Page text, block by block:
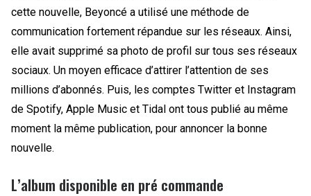
cette nouvelle, Beyoncé a utilisé une méthode de
communication fortement répandue sur les réseaux. Ainsi,
elle avait supprimé sa photo de profil sur tous ses réseaux
sociaux. Un moyen efficace d’attirer l’attention de ses
millions d’abonnés. Puis, les comptes Twitter et Instagram
de Spotify, Apple Music et Tidal ont tous publié au même
moment la même publication, pour annoncer la bonne
nouvelle.
L’album disponible en pré commande